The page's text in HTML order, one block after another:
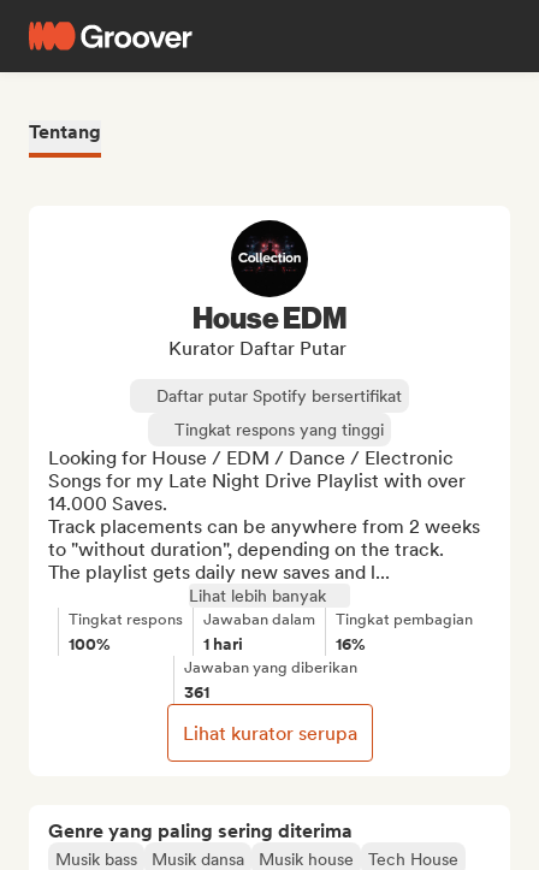
Tentang
Genre yang paling sering diterima
Musik bass Musik dansa Musik house
Tech House
House EDM
Kurator Daftar Putar
Daftar putar Spotify bersertifikat
Tingkat respons yang tinggi
Looking for House / EDM / Dance / Electronic
Songs for my Late Night Drive Playlist with over
14.000 Saves.
Track placements can be anywhere from 2 weeks
to "without duration", depending on the track.
The playlist gets daily new saves and l...
Lihat lebih banyak
Tingkat respons
100%
Jawaban dalam
1 hari
Tingkat pembagian
16%
Jawaban yang diberikan
361
Lihat kurator serupa